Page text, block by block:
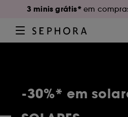
3 minis grátis* em
-30%* em